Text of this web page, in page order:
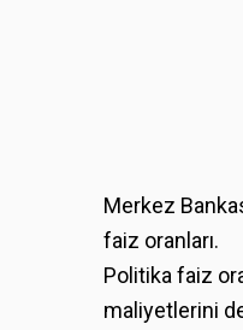
Merkez
faiz oranları.
Politika faiz
maliyetlerini